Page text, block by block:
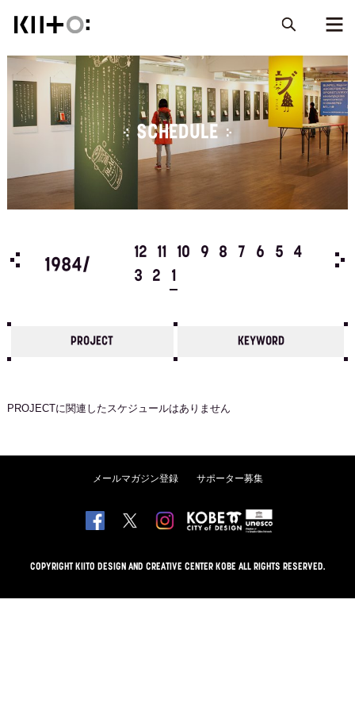
SCHEDULE
4
1984/
12 11 10 9 8 7 6 5
4
3
2 1
PROJECT KEYWORD
PROJECTに関連したスケジュールはありません
メールマガジン登録 サポーター募集
COPYRIGHT KIITO DESIGN AND CREATIVE CENTER KOBE ALL RIGHTS RESERVED.